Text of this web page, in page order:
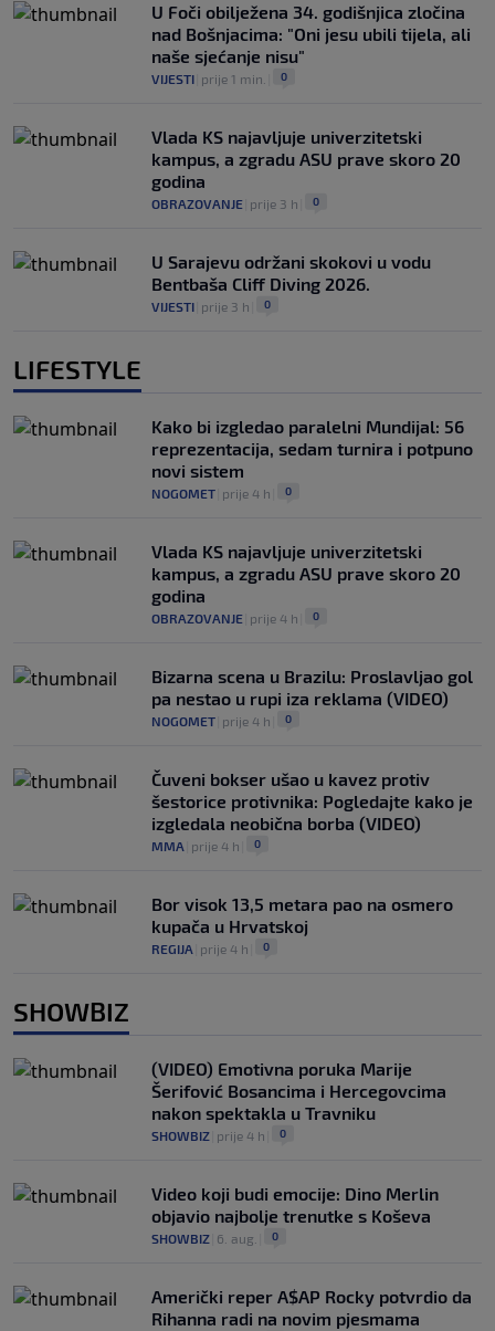
U Foči obilježena 34. godišnjica zločina
nad Bošnjacima: "Oni jesu ubili tijela, ali
naše sjećanje nisu"
VIJESTI prije 1 min. 0
Vlada KS najavljuje univerzitetski
kampus, a zgradu ASU prave skoro 20
godina
OBRAZOVANJE prije 3 h 0
U Sarajevu održani skokovi u vodu
Bentbaša Cliff Diving 2026.
VIJESTI prije 3 h 0
LIFESTYLE
Kako bi izgledao paralelni Mundijal: 56
reprezentacija, sedam turnira i potpuno
novi sistem
NOGOMET prije 4 h 0
Vlada KS najavljuje univerzitetski
kampus, a zgradu ASU prave skoro 20
godina
OBRAZOVANJE prije 4 h 0
Bizarna scena u Brazilu: Proslavljao gol
pa nestao u rupi iza reklama (VIDEO)
NOGOMET prije 4 h 0
Čuveni bokser ušao u kavez protiv
šestorice protivnika: Pogledajte kako je
izgledala neobična borba (VIDEO)
MMA prije 4 h 0
Bor visok 13,5 metara pao na osmero
kupača u Hrvatskoj
REGIJA prije 4 h 0
SHOWBIZ
(VIDEO) Emotivna poruka Marije
Šerifović Bosancima i Hercegovcima
nakon spektakla u Travniku
SHOWBIZ prije 4 h 0
Video koji budi emocije: Dino Merlin
objavio najbolje trenutke s Koševa
SHOWBIZ 6. aug. 0
Američki reper A$AP Rocky potvrdio da
Rihanna radi na novim pjesmama